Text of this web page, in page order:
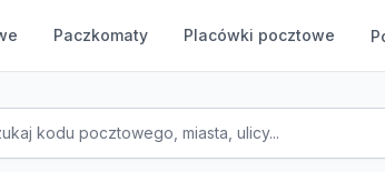
Paczkomaty Placówki pocztowe